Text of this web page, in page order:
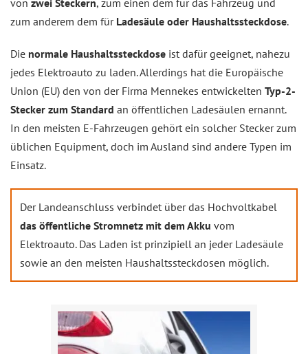
zum anderem dem für Ladesäule oder Haushaltssteckdose.
Die normale Haushaltssteckdose ist dafür geeignet, nahezu
jedes Elektroauto zu laden. Allerdings hat die Europäische
Union (EU) den von der Firma Mennekes entwickelten Typ-2-
Stecker zum Standard an öffentlichen Ladesäulen ernannt.
In den meisten E-Fahrzeugen gehört ein solcher Stecker zum
üblichen Equipment, doch im Ausland sind andere Typen im
Einsatz.
Der Landeanschluss verbindet über das Hochvoltkabel
das öffentliche Stromnetz mit dem Akku vom
Elektroauto. Das Laden ist prinzipiell an jeder Ladesäule
sowie an den meisten Haushaltssteckdosen möglich.